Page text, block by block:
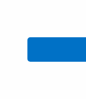
- Adults Only